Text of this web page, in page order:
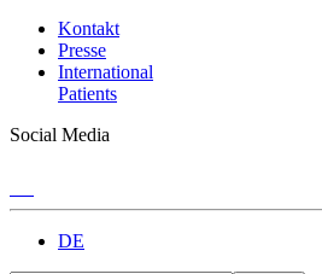
Kontakt
Presse
International
Patients
Social Media
DE